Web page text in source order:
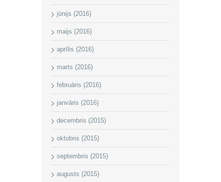
jūnijs (2016)
maijs (2016)
aprīlis (2016)
marts (2016)
februāris (2016)
janvāris (2016)
decembris (2015)
oktobris (2015)
septembris (2015)
augusts (2015)